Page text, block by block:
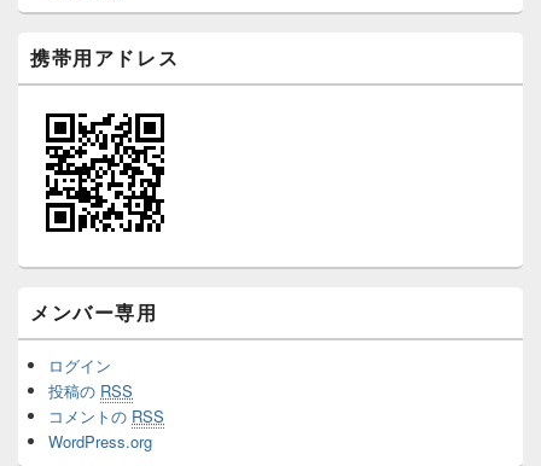
携帯用アドレス
メンバー専用
ログイン
投稿の RSS
コメントの RSS
WordPress.org